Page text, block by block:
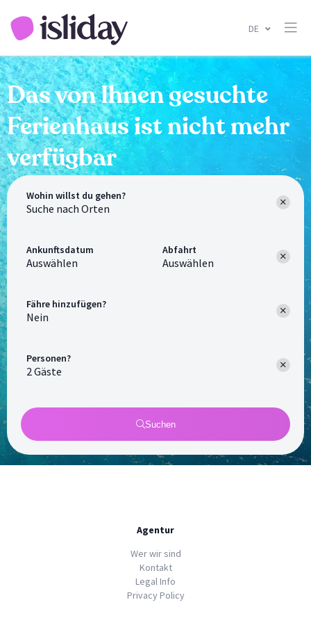
DE
Das von Ihnen gesuchte
Ferienhaus ist nicht mehr
verfügbar
Wohin willst du gehen?
Ankunftsdatum
Auswählen
Abfahrt
Auswählen
Personen?
Fähre hinzufügen?
Nein
Suchen
Agentur
Wer wir sind
Kontakt
Legal Info
Privacy Policy